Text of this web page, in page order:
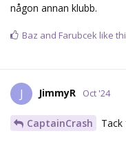
någon annan klubb.
Baz and Farubcek like
J JimmyR Oct '24
CaptainCrash